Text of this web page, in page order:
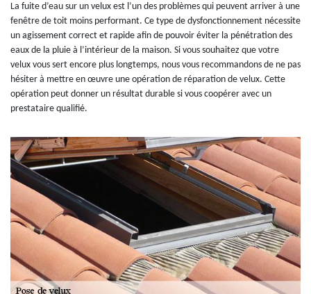
La fuite d’eau sur un velux est l’un des problèmes qui peuvent arriver à une
fenêtre de toit moins performant. Ce type de dysfonctionnement nécessite
un agissement correct et rapide afin de pouvoir éviter la pénétration des
eaux de la pluie à l’intérieur de la maison. Si vous souhaitez que votre
velux vous sert encore plus longtemps, nous vous recommandons de ne pas
hésiter à mettre en œuvre une opération de réparation de velux. Cette
opération peut donner un résultat durable si vous coopérer avec un
prestataire qualifié.